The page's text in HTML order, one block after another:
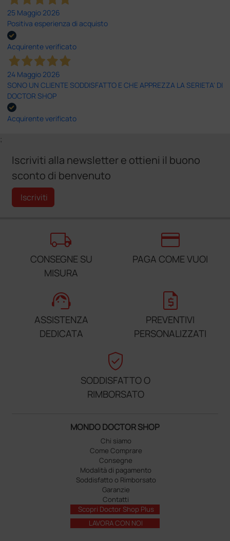
25 Maggio 2026
Positiva esperienza di acquisto
Acquirente verificato
24 Maggio 2026
SONO UN CLIENTE SODDISFATTO E CHE APPREZZA LA SERIETA' DI
DOCTOR SHOP
Acquirente verificato
;
Iscriviti alla newsletter e ottieni il buono
sconto di benvenuto
Iscriviti
local_shipping
CONSEGNE SU
MISURA
credit_card
PAGA COME VUOI
support_agent
ASSISTENZA
DEDICATA
request_quote
PREVENTIVI
PERSONALIZZATI
verified_user
SODDISFATTO O
RIMBORSATO
MONDO DOCTOR SHOP
Chi siamo
Come Comprare
Consegne
Modalità di pagamento
Soddisfatto o Rimborsato
Garanzie
Contatti
Scopri Doctor Shop Plus
LAVORA CON NOI